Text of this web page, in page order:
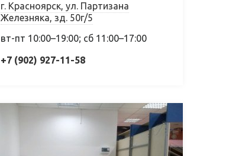
г. Красноярск, ул. Партизана
Железняка, зд. 50г/5
вт-пт 10:00–19:00; сб 11:00–17:00
+7 (902) 927-11-58